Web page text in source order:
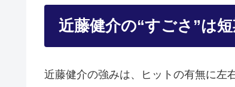
近藤健介の“すごさ”は
近藤健介の強みは、ヒットの有無に左